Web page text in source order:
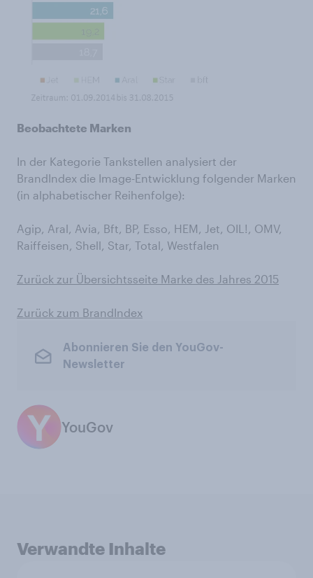
Beobachtete Marken
In der Kategorie Tankstellen analysiert der
BrandIndex die Image-Entwicklung folgender Marken
(in alphabetischer Reihenfolge):
Agip, Aral, Avia, Bft, BP, Esso, HEM, Jet, OIL!, OMV,
Raiffeisen, Shell, Star, Total, Westfalen
Zurück zur Übersichtsseite Marke des Jahres 2015
Zurück zum BrandIndex
Abonnieren Sie den YouGov-
Newsletter
YouGov
Verwandte Inhalte